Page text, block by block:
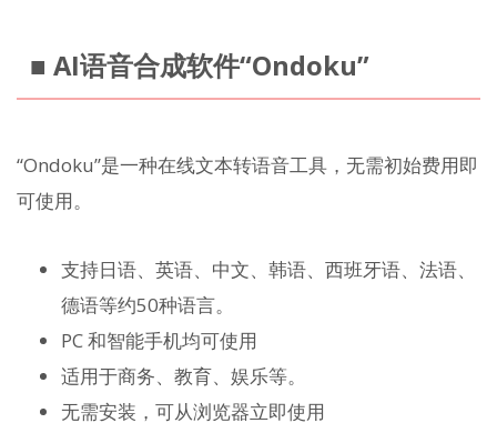
■ AI语音合成软件“Ondoku”
“Ondoku”是一种在线文本转语音工具，无需初始费用即
可使用。
支持日语、英语、中文、韩语、西班牙语、法语、
德语等约50种语言。
PC 和智能手机均可使用
适用于商务、教育、娱乐等。
无需安装，可从浏览器立即使用